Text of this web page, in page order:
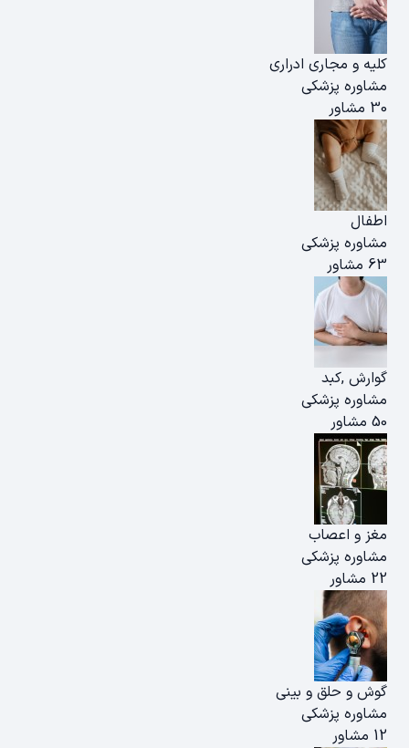
کلیه و مجاری ادراری
مشاوره پزشکی
30 مشاور
اطفال
مشاوره پزشکی
63 مشاور
گوارش ,کبد
مشاوره پزشکی
50 مشاور
مغز و اعصاب
مشاوره پزشکی
22 مشاور
گوش و حلق و بینی
مشاوره پزشکی
12 مشاور